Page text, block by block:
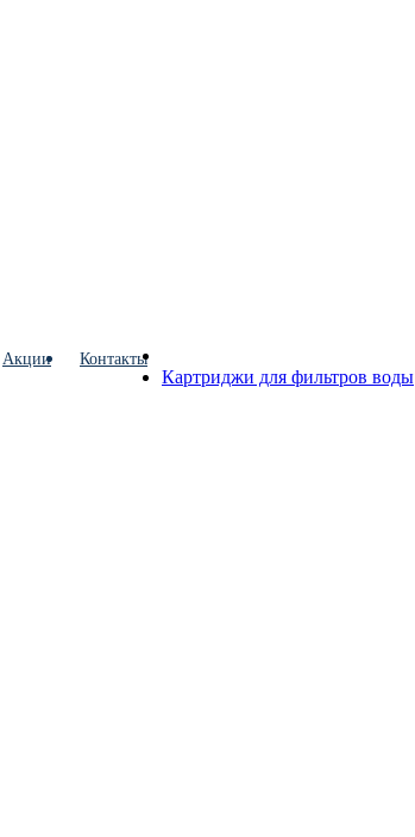
Акции Контакты
Картриджи для фильтров воды